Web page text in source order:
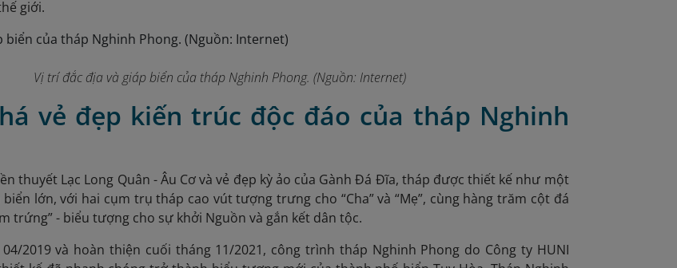
giới.
Vị trí đắc địa và giáp biển của tháp Nghinh Phong. (Nguồn: Internet)
vẻ đẹp kiến trúc độc đáo của tháp Nghinh
thuyết Lạc Long Quân - Âu Cơ và vẻ đẹp kỳ ảo của Gành Đá Đĩa, tháp được thiết kế như một
lớn, với hai cụm trụ tháp cao vút tượng trưng cho “Cha” và “Mẹ”, cùng hàng trăm cột đá
trứng” - biểu tượng cho sự khởi Nguồn và gắn kết dân tộc.
2019 và hoàn thiện cuối tháng 11/2021, công trình tháp Nghinh Phong do Công ty HUNI